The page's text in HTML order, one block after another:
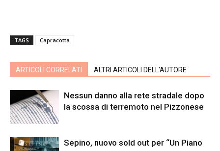
TAGS Capracotta
ARTICOLI CORRELATI ALTRI ARTICOLI DELL'AUTORE
Nessun danno alla rete stradale dopo
la scossa di terremoto nel Pizzonese
Sepino, nuovo sold out per “Un Piano